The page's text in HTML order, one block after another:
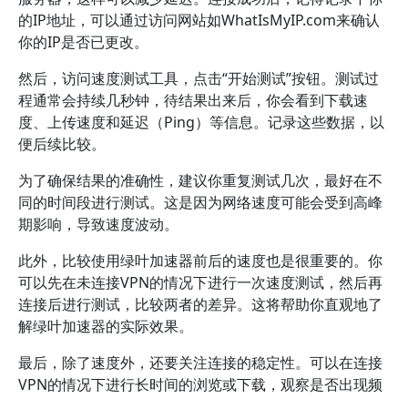
的IP地址，可以通过访问网站如WhatIsMyIP.com来确认
你的IP是否已更改。
然后，访问速度测试工具，点击“开始测试”按钮。测试过
程通常会持续几秒钟，待结果出来后，你会看到下载速
度、上传速度和延迟（Ping）等信息。记录这些数据，以
便后续比较。
为了确保结果的准确性，建议你重复测试几次，最好在不
同的时间段进行测试。这是因为网络速度可能会受到高峰
期影响，导致速度波动。
此外，比较使用绿叶加速器前后的速度也是很重要的。你
可以先在未连接VPN的情况下进行一次速度测试，然后再
连接后进行测试，比较两者的差异。这将帮助你直观地了
解绿叶加速器的实际效果。
最后，除了速度外，还要关注连接的稳定性。可以在连接
VPN的情况下进行长时间的浏览或下载，观察是否出现频